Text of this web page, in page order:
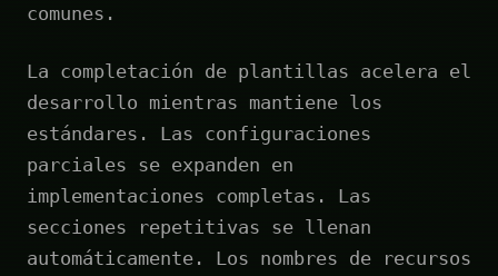
comunes.
La completación de plantillas acelera el
desarrollo mientras mantiene los
estándares. Las configuraciones
parciales se expanden en
implementaciones completas. Las
secciones repetitivas se llenan
automáticamente. Los nombres de recursos